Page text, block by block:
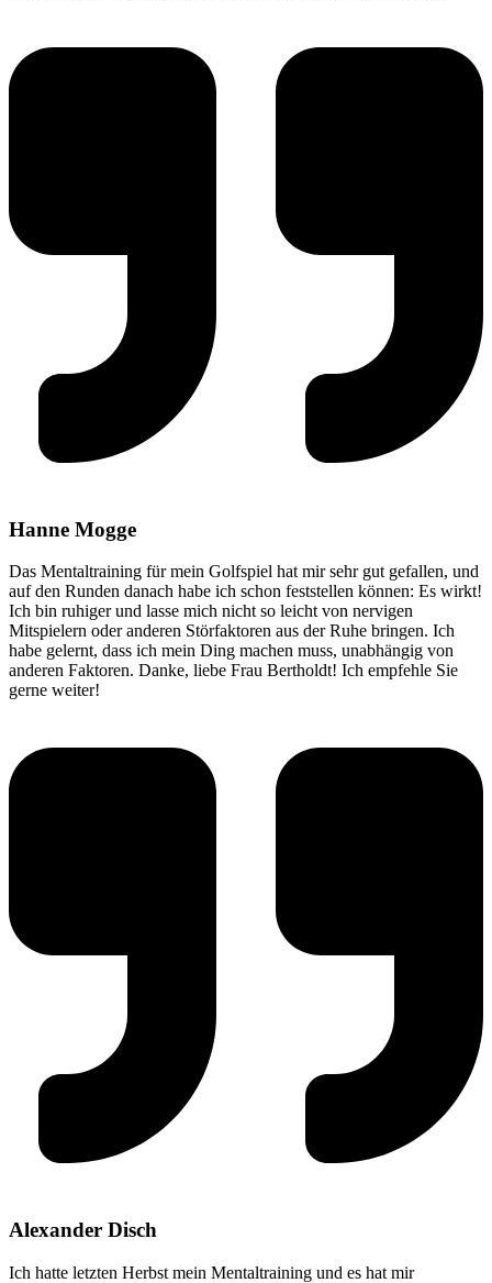
Hanne Mogge
Das Mentaltraining für mein Golfspiel hat mir sehr gut gefallen, und
auf den Runden danach habe ich schon feststellen können: Es wirkt!
Ich bin ruhiger und lasse mich nicht so leicht von nervigen
Mitspielern oder anderen Störfaktoren aus der Ruhe bringen. Ich
habe gelernt, dass ich mein Ding machen muss, unabhängig von
anderen Faktoren. Danke, liebe Frau Bertholdt! Ich empfehle Sie
gerne weiter!
Alexander Disch
Ich hatte letzten Herbst mein Mentaltraining und es hat mir